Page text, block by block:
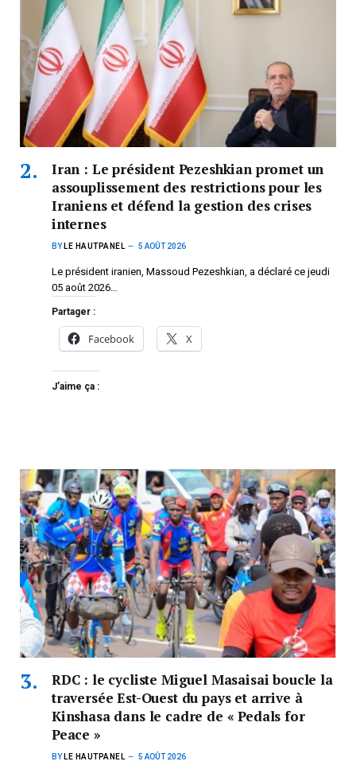
Iran : Le président Pezeshkian promet un
assouplissement des restrictions pour les
Iraniens et défend la gestion des crises
internes
BY LE HAUTPANEL 5 AOÛT 2026
Le président iranien, Massoud Pezeshkian, a déclaré ce jeudi
05 août 2026…
Partager :
Facebook X
J’aime ça :
RDC : le cycliste Miguel Masaisai boucle la
traversée Est-Ouest du pays et arrive à
Kinshasa dans le cadre de « Pedals for
Peace »
BY LE HAUTPANEL 5 AOÛT 2026